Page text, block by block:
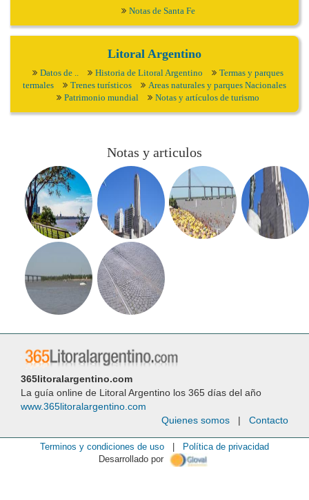
Notas de Santa Fe
Litoral Argentino
Datos de .. Historia de Litoral Argentino
Termas y parques
termales
Trenes turísticos
Areas naturales y parques Nacionales
Patrimonio mundial
Notas y artículos de turismo
Notas y articulos
365litoralargentino.com
La guía online de Litoral Argentino los 365 días del año
www.365litoralargentino.com
Quienes somos | Contacto
Terminos y condiciones de uso
Política de privacidad
Desarrollado por